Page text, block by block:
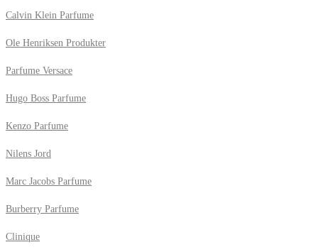
Calvin Klein Parfume
Ole Henriksen Produkter
Parfume Versace
Hugo Boss Parfume
Kenzo Parfume
Nilens Jord
Marc Jacobs Parfume
Burberry Parfume
Clinique